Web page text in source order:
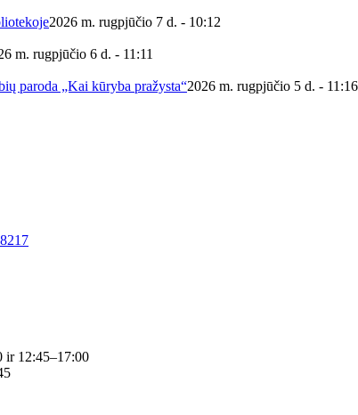
2026 m. rugpjūčio 7 d. - 10:12
m. rugpjūčio 6 d. - 11:11
paroda „Kai kūryba pražysta“2026 m. rugpjūčio 5 d. - 11:16
ir 12:45–17:00